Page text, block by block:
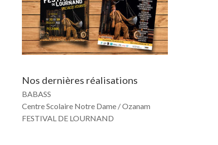
Nos dernières réalisations
BABASS
Centre Scolaire Notre Dame / Ozanam
FESTIVAL DE LOURNAND